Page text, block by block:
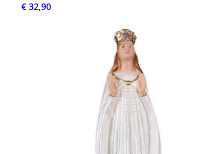
€ 32,90